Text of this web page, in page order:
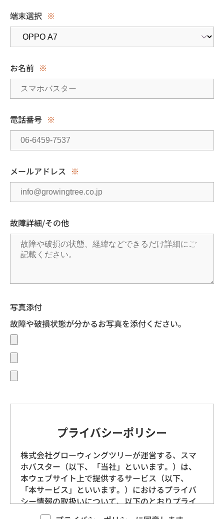
端末選択 ※
お名前 ※
電話番号 ※
メールアドレス ※
故障詳細/その他
写真添付
故障や破損状態が分かるお写真を添付ください。
プライバシーポリシー
株式会社グローウィングツリーが運営する、スマ
ホバスター（以下、「当社」といいます。）は、
本ウェブサイト上で提供するサービス（以下、
「本サービス」といいます。）におけるプライバ
シー情報の取扱いについて、以下のとおりプライ
バシーポリシー（以下、「本ポリシー」といいま